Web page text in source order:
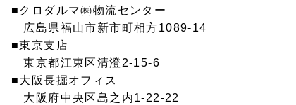
■クロダルマ㈱物流センター
広島県福山市新市町相方1089-14
■東京支店
東京都江東区清澄2-15-6
■大阪長掘オフィス
大阪府中央区島之内1-22-22